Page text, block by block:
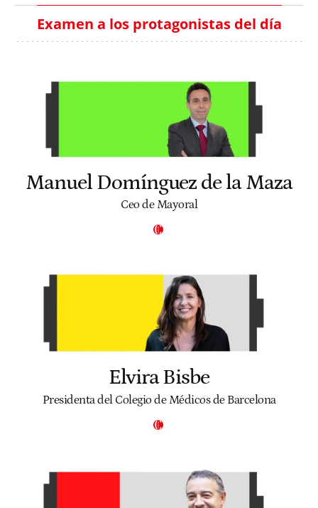
Examen a los protagonistas del día
Manuel Domínguez de la Maza
Ceo de Mayoral
Elvira Bisbe
Presidenta del Colegio de Médicos de Barcelona